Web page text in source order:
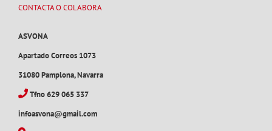
CONTACTA O COLABORA
ASVONA
Apartado Correos 1073
31080 Pamplona, Navarra
Tfno 629 065 337
infoasvona@gmail.com